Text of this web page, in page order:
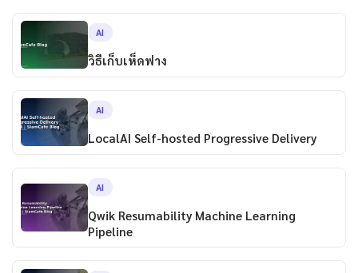
AI
วิธีเก็บเห็ดฟาง
AI
LocalAI Self-hosted Progressive Delivery
AI
Qwik Resumability Machine Learning
Pipeline